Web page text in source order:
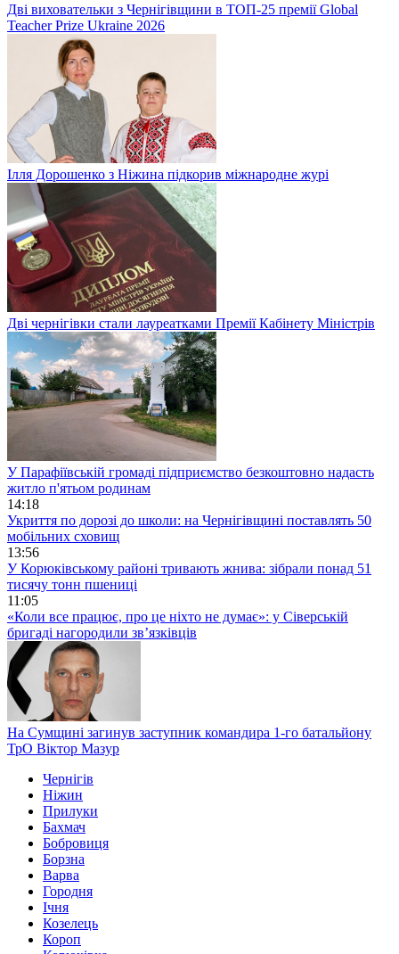
Дві виховательки з Чернігівщини в ТОП-25 премії Global
Teacher Prize Ukraine 2026
Ілля Дорошенко з Ніжина підкорив міжнародне журі
Дві чернігівки стали лауреатками Премії Кабінету Міністрів
У Парафіївській громаді підприємство безкоштовно надасть
житло п'ятьом родинам
14:18
Укриття по дорозі до школи: на Чернігівщині поставлять 50
мобільних сховищ
13:56
У Корюківському районі тривають жнива: зібрали понад 51
тисячу тонн пшениці
11:05
«Коли все працює, про це ніхто не думає»: у Сіверській
бригаді нагородили зв’язківців
На Сумщині загинув заступник командира 1-го батальйону
ТрО Віктор Мазур
Чернігів
Ніжин
Прилуки
Бахмач
Бобровиця
Борзна
Варва
Городня
Ічня
Козелець
Короп